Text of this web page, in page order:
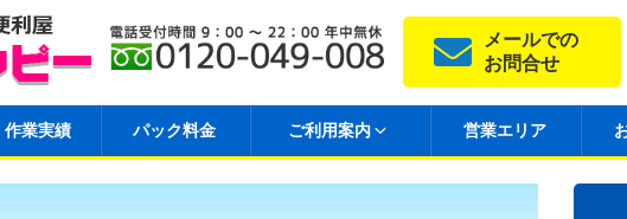
メールでの
お問合せ
作業実績 パック料金 ご利用案内 営業エリア